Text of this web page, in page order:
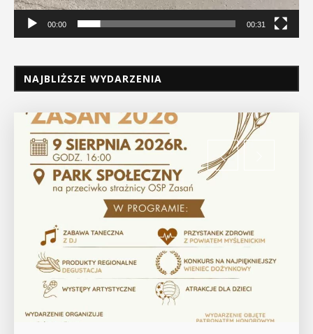
00:00 00:31
NAJBLIŻSZE WYDARZENIA